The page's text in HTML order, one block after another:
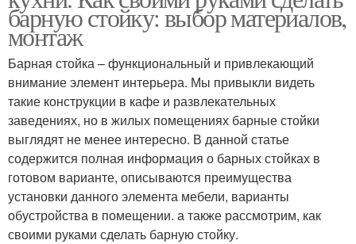
барную стойку: выбор материалов,
монтаж
Барная стойка – функциональный и привлекающий
внимание элемент интерьера. Мы привыкли видеть
такие конструкции в кафе и развлекательных
заведениях, но в жилых помещениях барные стойки
выглядят не менее интересно. В данной статье
содержится полная информация о барных стойках в
готовом варианте, описываются преимущества
установки данного элемента мебели, варианты
обустройства в помещении. а также рассмотрим, как
своими руками сделать барную стойку.